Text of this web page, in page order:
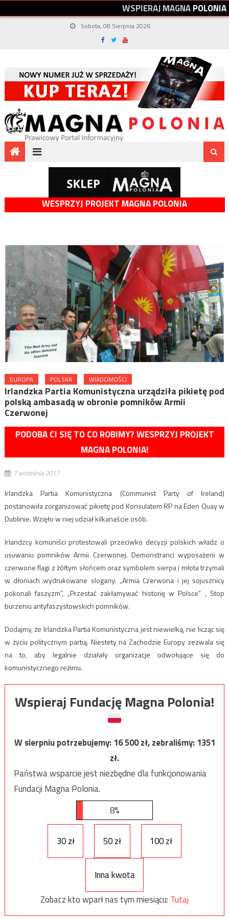
WSPIERAJMAGNAPOLONIA
Sobota, 08 Sierpnia 2026
WESPRZYJ PROJEKT MAGNA POLONIA
EUROPA POLSKA WIADOMOŚCI
Irlandzka Partia Komunistyczna urządziła pikietę pod
polską ambasadą w obronie pomników Armii
Czerwonej
PODOBA CI SIĘ TO CO ROBIMY? WESPRZYJ PROJEKT
MAGNA POLONIA!
7 września 2017
Irlandzka Partia Komunistyczna (Communist Party of Ireland)
postanowiła zorganizować pikietę pod Konsulatem RP na Eden Quay w
Dublinie. Wzięło w niej udział kilkanaście osób.
Irlandzcy komuniści protestowali przeciwko decyzji polskich władz o
usuwaniu pomników Armii Czerwonej. Demonstranci wyposażeni w
czerwone flagi z żółtym słońcem oraz symbolem sierpa i młota trzymali
w dłoniach wydrukowane slogany: „Armia Czerwona i jej sojusznicy
pokonali faszyzm”, „Przestać zakłamywać historię w Polsce” , Stop
burzeniu antyfaszystowskich pomników.
Dodajmy, że Irlandzka Partia Komunistyczna jest niewielką, nie licząc się
w życiu politycznym partią. Niestety na Zachodzie Europy zezwala się
na to, aby legalnie działały organizacje odwołujące się do
komunistycznego reżimu.
Wspieraj Fundację Magna Polonia!
W sierpniu potrzebujemy:16 500zł, zebraliśmy:1351
zł.
Państwa wsparcie jest niezbędne dla funkcjonowania
Fundacji Magna Polonia.
8%
30 zł 50 zł 100 zł
Inna kwota
Zobacz kto wparł nas tym miesiącu: Tutaj